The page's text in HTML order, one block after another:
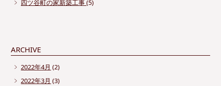
四ツ谷町の家新築工事(5)
ARCHIVE
2022年4月 (2)
2022年3月 (3)